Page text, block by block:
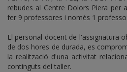
rebudes al Centre Dolors Piera per
fer 9 professores i només 1
El personal docent de l'assignatura
de dos hores de durada, es
la realització d'una activitat
continguts del taller.